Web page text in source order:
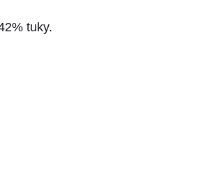
tuky.